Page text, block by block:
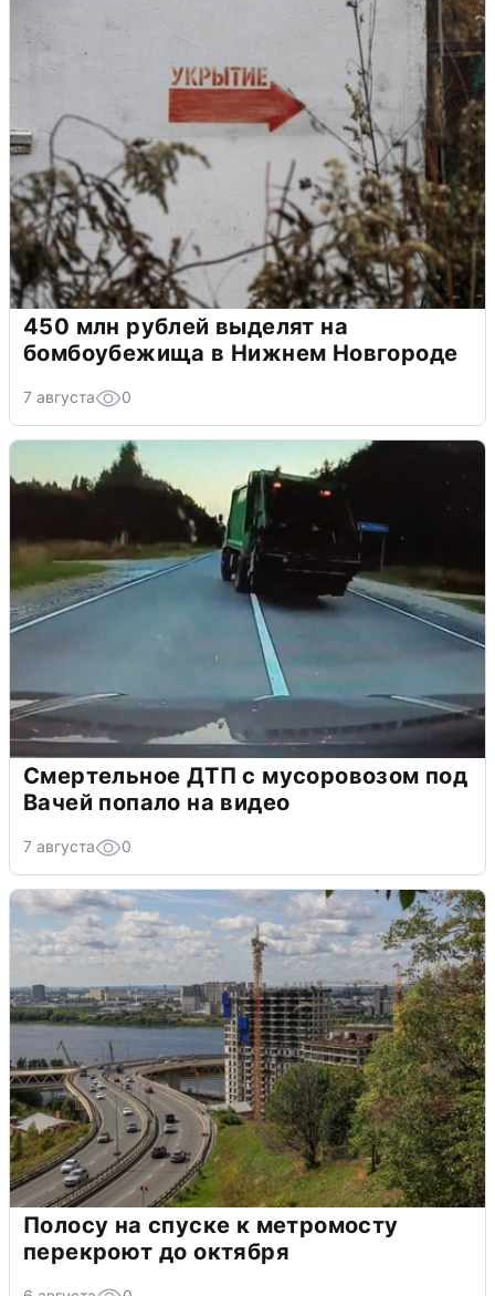
450 млн рублей выделят на
бомбоубежища в Нижнем Новгороде
7 августа 0
Смертельное ДТП с мусоровозом под
Вачей попало на видео
7 августа 0
Полосу на спуске к метромосту
перекроют до октября